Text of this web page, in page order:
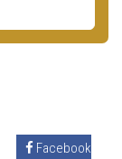
Facebook